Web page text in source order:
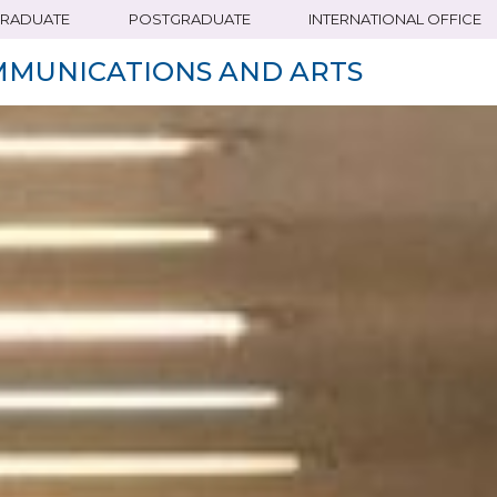
POSTGRADUATE INTERNATIONAL OFFICE
AND ARTS